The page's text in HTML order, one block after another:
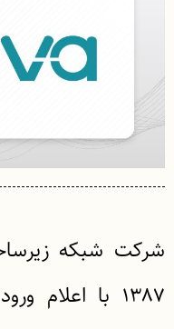
شرکت شبکه
۱۳۸۷ با